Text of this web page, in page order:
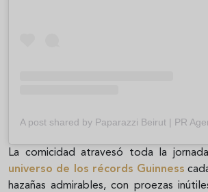
A post shared by Paparazzi Beirut | PR
La comicidad atravesó toda la
universo de los récords Guinness
hazañas admirables, con proezas